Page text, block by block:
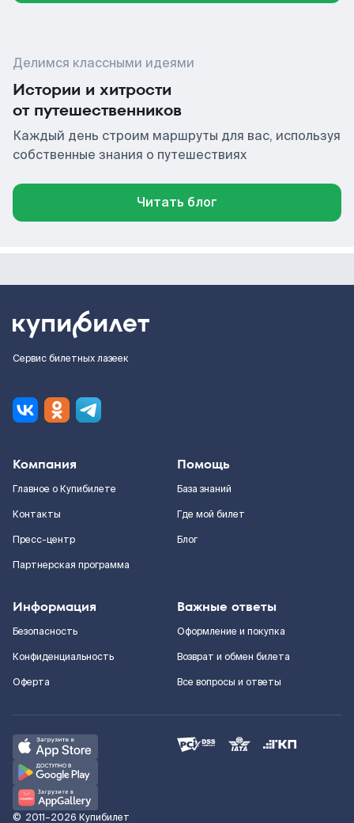
Делимся классными идеями
Истории и хитрости
от путешественников
Каждый день строим маршруты для вас, используя
собственные знания о путешествиях
Читать блог
Сервис билетных лазеек
Компания
Главное о Купибилете
Контакты
Пресс-центр
Партнерская программа
Помощь
База знаний
Где мой билет
Блог
Информация
Безопасность
Конфиденциальность
Оферта
Важные ответы
Оформление и покупка
Возврат и обмен билета
Все вопросы и ответы
© 2011–2026 Купибилет